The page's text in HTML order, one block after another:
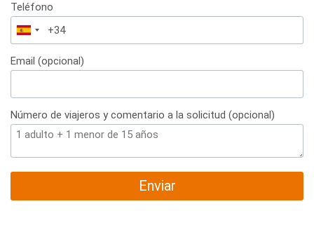
Teléfono
España
+34
Email (opcional)
Número de viajeros y comentario a la solicitud (opcional)
Enviar